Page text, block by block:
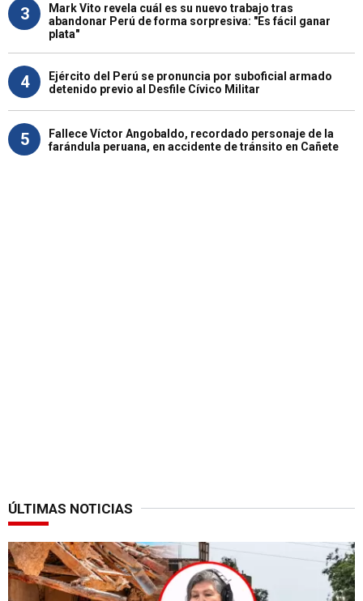
3
Mark Vito revela cuál es su nuevo trabajo tras
abandonar Perú de forma sorpresiva: "Es fácil ganar
plata"
4
Ejército del Perú se pronuncia por suboficial armado
detenido previo al Desfile Cívico Militar
5
Fallece Víctor Angobaldo, recordado personaje de la
farándula peruana, en accidente de tránsito en Cañete
ÚLTIMAS NOTICIAS